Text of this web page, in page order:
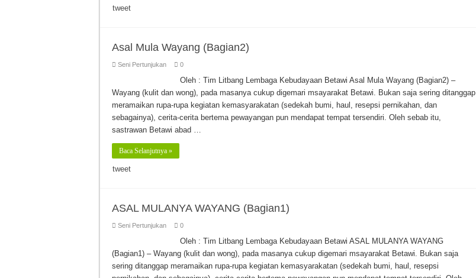
tweet
Asal Mula Wayang (Bagian2)
Seni Pertunjukan 0
Oleh : Tim Litbang Lembaga Kebudayaan Betawi Asal Mula Wayang (Bagian2) –
Wayang (kulit dan wong), pada masanya cukup digemari msayarakat Betawi. Bukan saja sering ditanggap
meramaikan rupa-rupa kegiatan kemasyarakatan (sedekah bumi, haul, resepsi pernikahan, dan
sebagainya), cerita-cerita bertema pewayangan pun mendapat tempat tersendiri. Oleh sebab itu,
sastrawan Betawi abad …
Baca Selanjutnya »
tweet
ASAL MULANYA WAYANG (Bagian1)
Seni Pertunjukan 0
Oleh : Tim Litbang Lembaga Kebudayaan Betawi ASAL MULANYA WAYANG
(Bagian1) – Wayang (kulit dan wong), pada masanya cukup digemari msayarakat Betawi. Bukan saja
sering ditanggap meramaikan rupa-rupa kegiatan kemasyarakatan (sedekah bumi, haul, resepsi